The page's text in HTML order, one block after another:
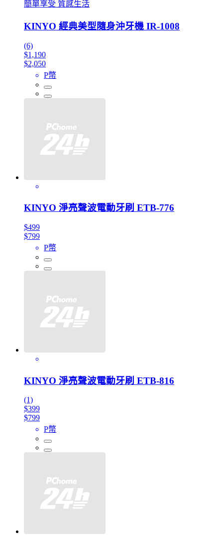
簡單享受 質感生活
KINYO 經典美型隨身沖牙機 IR-1008
(6)
$1,190
$2,050
P幣
KINYO 淨亮聲波電動牙刷 ETB-776
$499
$799
P幣
KINYO 淨亮聲波電動牙刷 ETB-816
(1)
$399
$799
P幣